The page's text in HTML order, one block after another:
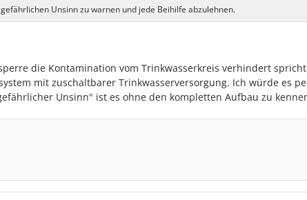
Unsinn zu warnen und jede Beihilfe abzulehnen.
die Kontamination vom Trinkwasserkreis verhindert
mit zuschaltbarer Trinkwasserversorgung. Ich würde es
Unsinn" ist es ohne den kompletten Aufbau zu